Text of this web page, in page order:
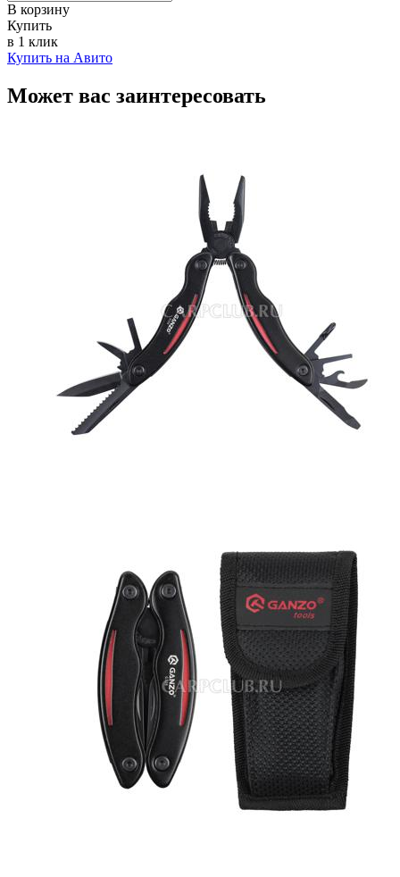
В корзину
Купить
в 1 клик
Купить на Авито
Может вас заинтересовать